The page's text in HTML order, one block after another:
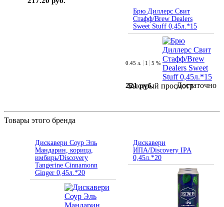
Брю Диллерс Свит
Стафф/Brew Dealers
Sweet Stuff 0,45л.*15
Быстрый просмотр
0.45 л. 1 5 %
221 руб. Достаточно
Товары этого бренда
Дискавери Соур Эль
Мандарин, корица,
имбирь/Discovery
Tangerine Cinnamonn
Ginger 0,45л.*20
Дискавери
ИПА/Discovery IPA
0,45л.*20